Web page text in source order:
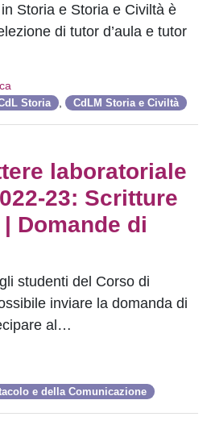
Storia e Storia e Civiltà è
di tutor d’aula e tutor
Storia CdLM Storia e Civiltà
laboratoriale
23: Scritture
Domande di
studenti del Corso di
inviare la domanda di
al…
e della Comunicazione